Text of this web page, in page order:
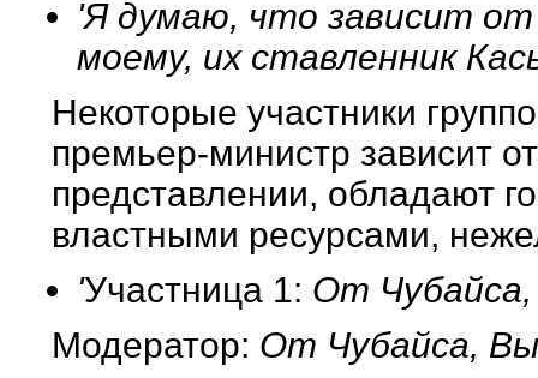
'Я думаю, что зависит от
моему, их ставленник
Некоторые участники
премьер-министр зависит
представлении, обладают
властными ресурсами,
'Участница 1: От Чубайса,
Модератор: От Чубайса,